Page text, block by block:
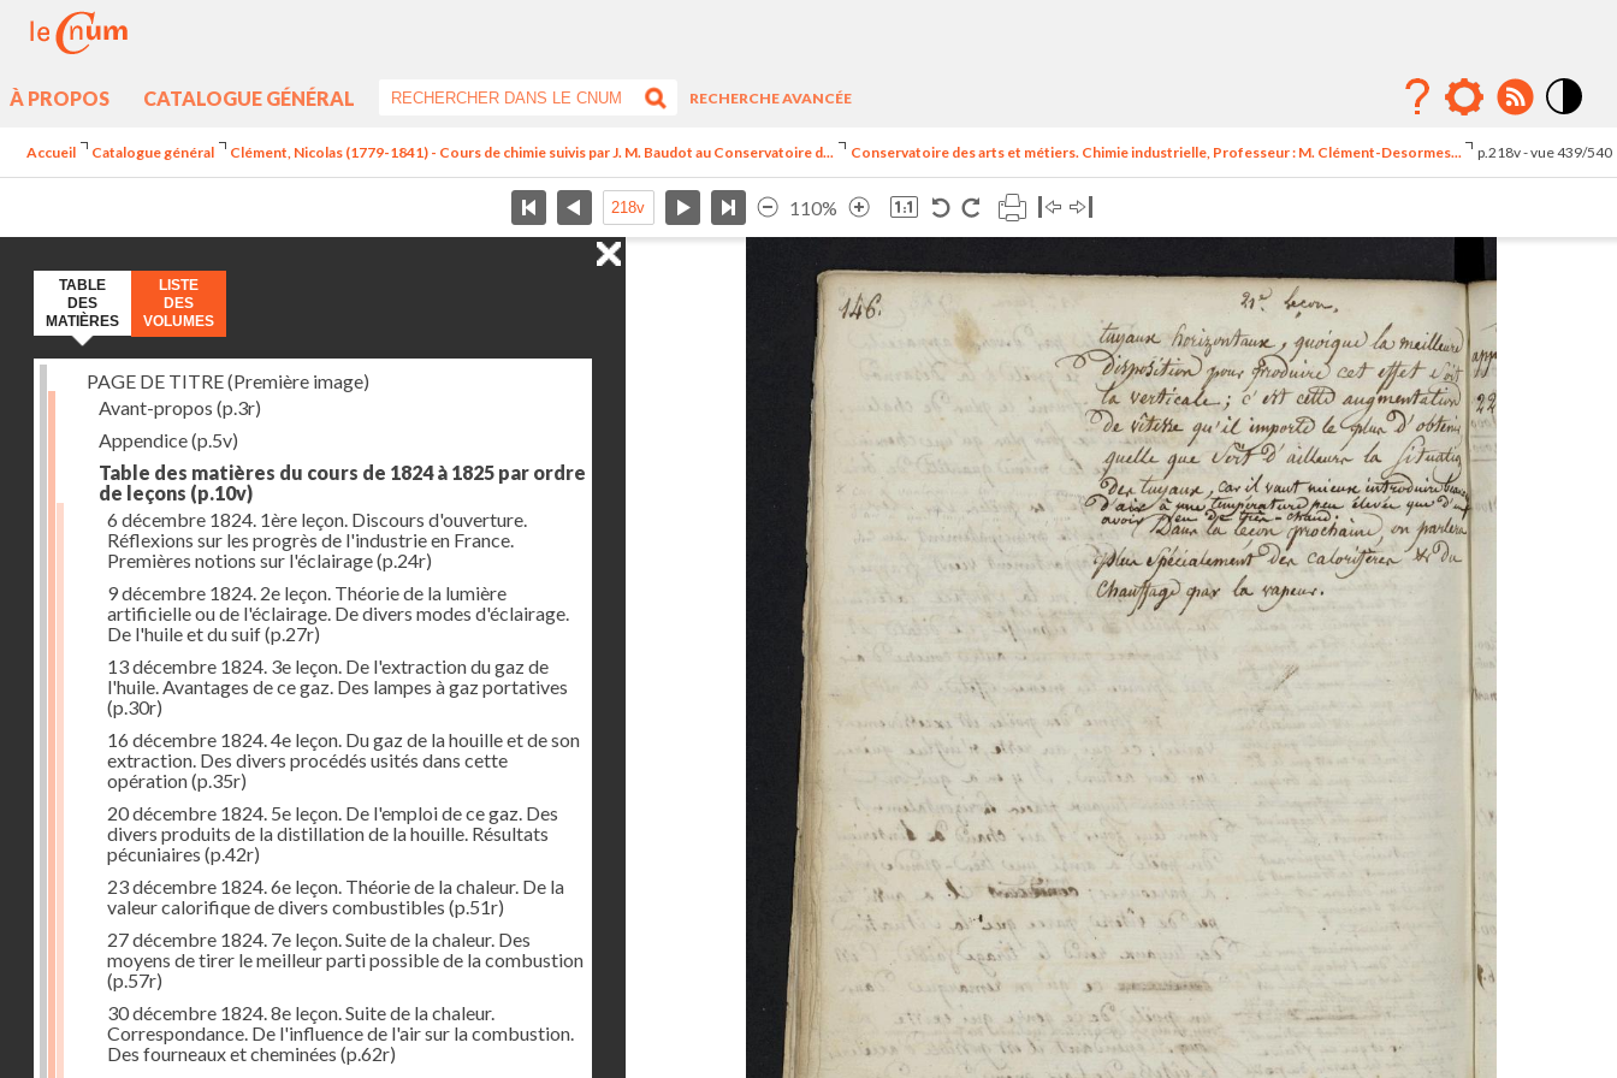
À PROPOS CATALOGUE GÉNÉRAL
RECHERCHE AVANCÉE
élévé
Accueil Catalogue général Clément, Nicolas (1779-1841) - Cours de chimie suivis par J. M. Baudot au Conservatoire d... Conservatoire des arts et métiers. Chimie industrielle, Professeur : M. Clément-Desormes... p.218v - vue 439/540
110%
TABLE
DES
MATIÈRES
LISTE
DES
VOLUMES
PAGE DE TITRE (Première image)
Avant-propos (p.3r)
Appendice(p.5v)
Table des matières du cours de 1824 à 1825 par ordre
de leçons (p.10v)
6 décembre 1824. 1ère leçon. Discours d'ouverture.
Réflexions sur les progrès de l'industrie en France.
Premières notions sur l'éclairage(p.24r)
9 décembre 1824. 2e leçon. Théorie de la lumière
artificielle ou de l'éclairage. De divers modes d'éclairage.
De l'huile et du suif(p.27r)
13 décembre 1824. 3e leçon. De l'extraction du gaz de
l'huile. Avantages de ce gaz. Des lampes à gaz portatives
(p.30r)
16 décembre 1824. 4e leçon. Du gaz de la houille et de son
extraction. Des divers procédés usités dans cette
opération(p.35r)
20 décembre 1824. 5e leçon. De l'emploi de ce gaz. Des
divers produits de la distillation de la houille. Résultats
pécuniaires (p.42r)
23 décembre 1824. 6e leçon. Théorie de la chaleur. De la
valeur calorifique de divers combustibles (p.51r)
27 décembre 1824. 7e leçon. Suite de la chaleur. Des
moyens de tirer le meilleur parti possible de la combustion
(p.57r)
30 décembre 1824. 8e leçon. Suite de la chaleur.
Correspondance. De l'influence de l'air sur la combustion.
Des fourneaux et cheminées (p.62r)